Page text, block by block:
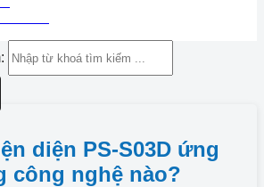
diện PS-S03D ứng
công nghệ nào?